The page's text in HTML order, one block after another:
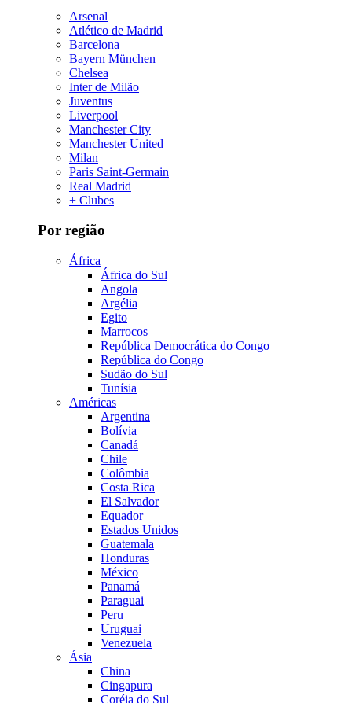
Arsenal
Atlético de Madrid
Barcelona
Bayern München
Chelsea
Inter de Milão
Juventus
Liverpool
Manchester City
Manchester United
Milan
Paris Saint-Germain
Real Madrid
+ Clubes
Por região
África
África do Sul
Angola
Argélia
Egito
Marrocos
República Democrática do Congo
República do Congo
Sudão do Sul
Tunísia
Américas
Argentina
Bolívia
Canadá
Chile
Colômbia
Costa Rica
El Salvador
Equador
Estados Unidos
Guatemala
Honduras
México
Panamá
Paraguai
Peru
Uruguai
Venezuela
Ásia
China
Cingapura
Coréia do Sul